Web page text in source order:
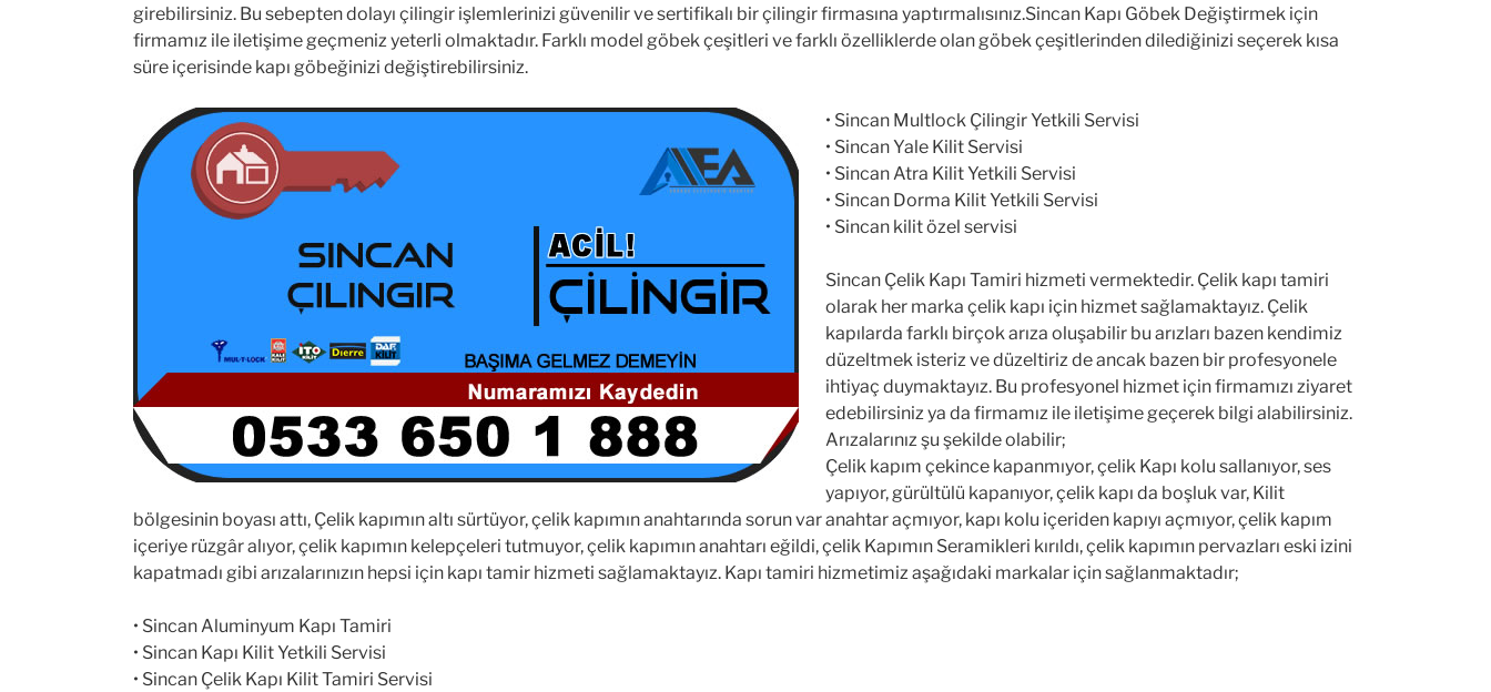
girebilirsiniz. Bu sebepten dolayı çilingir işlemlerinizi güvenilir ve sertifikalı bir çilingir firmasına yaptırmalısınız.Sincan Kapı Göbek Değiştirmek için
firmamız ile iletişime geçmeniz yeterli olmaktadır. Farklı model göbek çeşitleri ve farklı özelliklerde olan göbek çeşitlerinden dilediğinizi seçerek kısa
süre içerisinde kapı göbeğinizi değiştirebilirsiniz.
• Sincan Multlock Çilingir Yetkili Servisi
• Sincan Yale Kilit Servisi
• Sincan Atra Kilit Yetkili Servisi
• Sincan Dorma Kilit Yetkili Servisi
• Sincan kilit özel servisi
Sincan Çelik Kapı Tamiri hizmeti vermektedir. Çelik kapı tamiri
olarak her marka çelik kapı için hizmet sağlamaktayız. Çelik
kapılarda farklı birçok arıza oluşabilir bu arızları bazen kendimiz
düzeltmek isteriz ve düzeltiriz de ancak bazen bir profesyonele
ihtiyaç duymaktayız. Bu profesyonel hizmet için firmamızı ziyaret
edebilirsiniz ya da firmamız ile iletişime geçerek bilgi alabilirsiniz.
Arızalarınız şu şekilde olabilir;
Çelik kapım çekince kapanmıyor, çelik Kapı kolu sallanıyor, ses
yapıyor, gürültülü kapanıyor, çelik kapı da boşluk var, Kilit
bölgesinin boyası attı, Çelik kapımın altı sürtüyor, çelik kapımın anahtarında sorun var anahtar açmıyor, kapı kolu içeriden kapıyı açmıyor, çelik kapım
içeriye rüzgâr alıyor, çelik kapımın kelepçeleri tutmuyor, çelik kapımın anahtarı eğildi, çelik Kapımın Seramikleri kırıldı, çelik kapımın pervazları eski izini
kapatmadı gibi arızalarınızın hepsi için kapı tamir hizmeti sağlamaktayız. Kapı tamiri hizmetimiz aşağıdaki markalar için sağlanmaktadır;
• Sincan Aluminyum Kapı Tamiri
• Sincan Kapı Kilit Yetkili Servisi
• Sincan Çelik Kapı Kilit Tamiri Servisi